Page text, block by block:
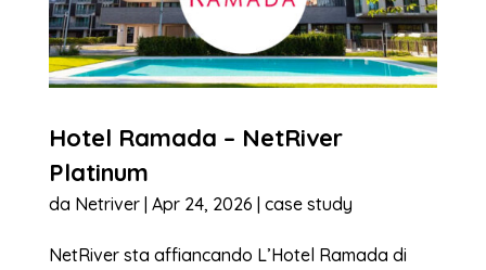
Hotel Ramada – NetRiver
Platinum
da Netriver| Apr 24, 2026 | case study
NetRiver sta affiancando L’Hotel Ramada di